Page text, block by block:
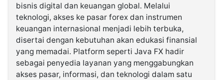
bisnis digital dan keuangan global. Melalui
teknologi, akses ke pasar forex dan instrumen
keuangan internasional menjadi lebih terbuka,
disertai dengan kebutuhan akan edukasi finansial
yang memadai. Platform seperti Java FX hadir
sebagai penyedia layanan yang menggabungkan
akses pasar, informasi, dan teknologi dalam satu